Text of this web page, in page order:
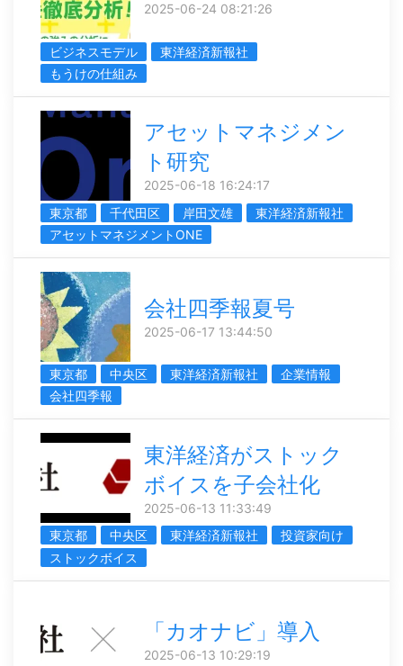
2025-06-24 08:21:26
ビジネスモデル
東洋経済新報社
もうけの仕組み
アセットマネジメン
ト研究
2025-06-18 16:24:17
東京都
千代田区 岸田文雄
東洋経済新報社
アセットマネジメントONE
会社四季報夏号
2025-06-17 13:44:50
東京都 中央区 東洋経済新報社
企業情報
会社四季報
東洋経済がストック
ボイスを子会社化
2025-06-13 11:33:49
東京都
中央区 東洋経済新報社
投資家向け
ストックボイス
「カオナビ」導入
2025-06-13 10:29:19